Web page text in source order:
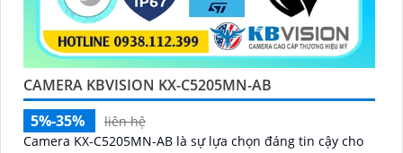
CAMERA KBVISION KX-C5205MN-AB
5%-35%
liên hệ
Camera KX-C5205MN-AB là sự lựa chọn đáng tin cậy cho